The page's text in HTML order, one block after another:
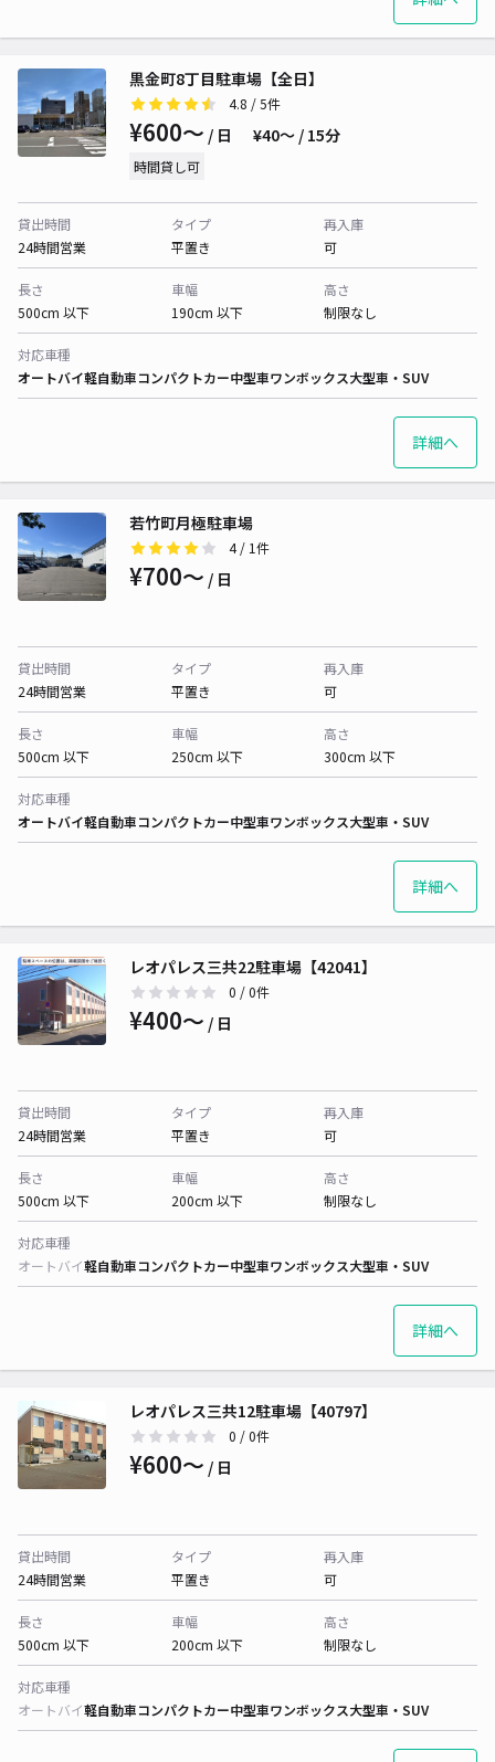
黒金町8丁目駐車場【全日】
4.8 / 5件
¥600〜 / 日 ¥40〜 / 15分
時間貸し可
貸出時間
24時間営業
タイプ
平置き
再入庫
可
長さ
500cm 以下
車幅
190cm 以下
高さ
制限なし
対応車種
オートバイ軽自動車コンパクトカー中型車ワンボックス大型車・SUV
詳細へ
若竹町月極駐車場
4/ 1件
¥700〜 / 日
貸出時間
24時間営業
タイプ
平置き
再入庫
可
長さ
500cm 以下
車幅
250cm 以下
高さ
300cm 以下
対応車種
オートバイ軽自動車コンパクトカー中型車ワンボックス大型車・SUV
詳細へ
レオパレス三共22駐車場【42041】
0 / 0件
¥400〜 / 日
貸出時間
24時間営業
タイプ
平置き
再入庫
可
長さ
500cm 以下
車幅
200cm 以下
高さ
制限なし
対応車種
オートバイ軽自動車コンパクトカー中型車ワンボックス大型車・SUV
詳細へ
レオパレス三共12駐車場【40797】
0 / 0件
¥600〜 / 日
貸出時間
24時間営業
タイプ
平置き
再入庫
可
長さ
500cm 以下
車幅
200cm 以下
高さ
制限なし
対応車種
オートバイ軽自動車コンパクトカー中型車ワンボックス大型車・SUV